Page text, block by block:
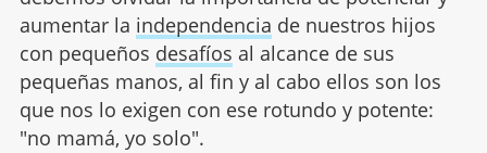
aumentar la independencia de nuestros hijos
con pequeños desafíos al alcance de sus
pequeñas manos, al fin y al cabo ellos son los
que nos lo exigen con ese rotundo y potente:
"no mamá, yo solo".